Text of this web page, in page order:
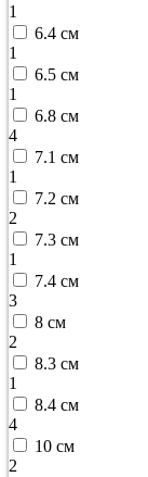
1
6.4 см
1
6.5 см
1
6.8 см
4
7.1 см
1
7.2 см
2
7.3 см
1
7.4 см
3
8 см
2
8.3 см
1
8.4 см
4
10 см
2